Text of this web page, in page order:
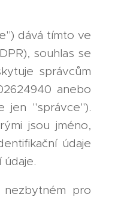
dává tímto ve
souhlas se
správcům
anebo
jen "správce").
jsou jméno,
údaje
údaje.
pro